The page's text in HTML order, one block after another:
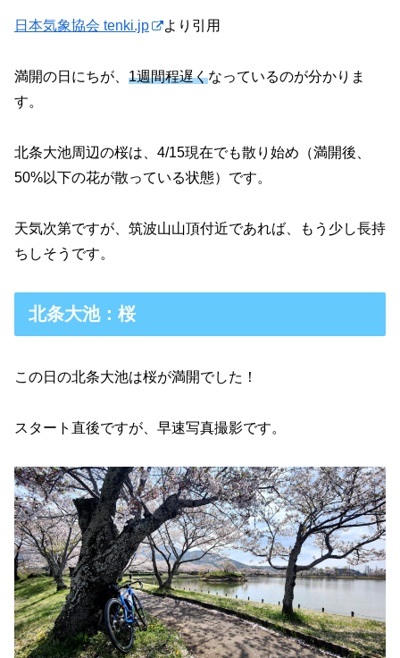
日本気象協会 tenki.jp より引用
満開の日にちが、 1週間程遅くなっているのが分かりま
す。
北条大池周辺の桜は、4/15現在でも散り始め（満開後、
50%以下の花が散っている状態）です。
天気次第ですが、筑波山山頂付近であれば、もう少し長持
ちしそうです。
北条大池：桜
この日の北条大池は桜が満開でした！
スタート直後ですが、早速写真撮影です。